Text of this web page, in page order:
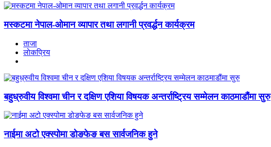
मस्कटमा नेपाल-ओमान व्यापार तथा लगानी प्रवर्द्धन कार्यक्रम
ताजा
लाेकप्रिय
बहुध्रुवीय विश्वमा चीन र दक्षिण एशिया विषयक अन्तर्राष्ट्रिय सम्मेलन काठमाडौंमा सुरु
नाईमा अटो एक्स्पोमा डोङफेङ बस सार्वजनिक हुने